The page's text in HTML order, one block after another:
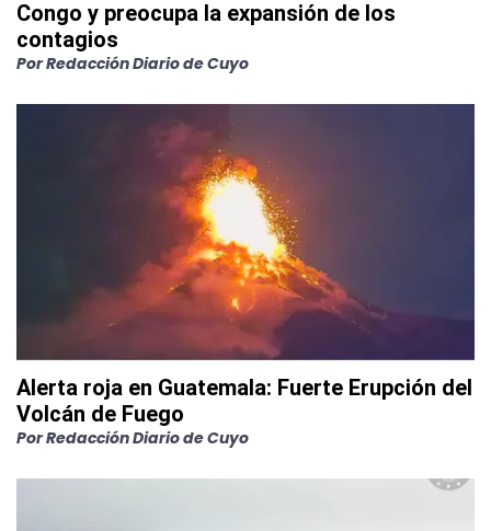
Congo y preocupa la expansión de los
contagios
PorRedacción Diario de Cuyo
Alerta roja en Guatemala: Fuerte Erupción del
Volcán de Fuego
PorRedacción Diario de Cuyo